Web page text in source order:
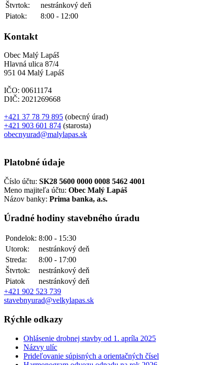
Štvrtok:
nestránkový deň
Piatok:
8:00 - 12:00
Kontakt
Obec Malý Lapáš
Hlavná ulica 87/4
951 04 Malý Lapáš
IČO: 00611174
DIČ: 2021269668
+421 37 78 79 895 (obecný úrad)
+421 903 601 874 (starosta)
obecnyurad@malylapas.sk
Platobné údaje
Číslo účtu: SK28 5600 0000 0008 5462 4001
Meno majiteľa účtu: Obec Malý Lapáš
Názov banky: Prima banka, a.s.
Úradné hodiny stavebného úradu
Pondelok: 8:00 - 15:30
Utorok:
nestránkový deň
Streda:
8:00 - 17:00
Štvrtok:
nestránkový deň
Piatok
nestránkový deň
+421 902 523 739
stavebnyurad@velkylapas.sk
Rýchle odkazy
Ohlásenie drobnej stavby od 1. apríla 2025
Názvy ulíc
Prideľovanie súpisných a orientačných čísel